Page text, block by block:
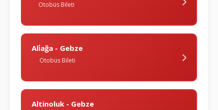
Otobüs Bileti
Ali̇ağa - Gebze
Otobüs Bileti
Altinoluk - Gebze